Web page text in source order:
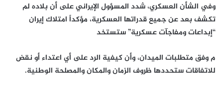
وفي الشأن العسكري، شدد المسؤول الإيراني على أن بلاده لم
تكشف بعد عن جميع قدراتها العسكرية، مؤكداً امتلاك إيران
“إبداعات ومفاجآت عسكرية” ستستخد
م وفق متطلبات الميدان، وأن كيفية الرد على أي اعتداء أو نقض
للاتفاقات ستحددها ظروف الزمان والمكان والمصلحة الوطنية.